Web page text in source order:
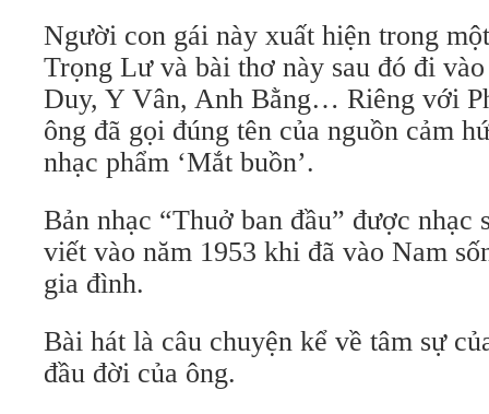
Người con gái này xuất hiện trong
Trọng Lư và bài thơ này sau đó đi
Duy, Y Vân, Anh Bằng… Riêng với
ông đã gọi đúng tên của nguồn cảm
nhạc phẩm ‘Mắt buồn’.
Bản nhạc “Thuở ban đầu” được nhạc
viết vào năm 1953 khi đã vào Nam
gia đình.
Bài hát là câu chuyện kể về tâm sự
đầu đời của ông.